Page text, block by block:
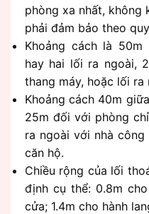
phòng xa nhất, không
phải đảm bảo theo
Khoảng cách là
hay hai lối ra ngoài,
thang máy, hoặc lối ra
Khoảng cách 40m
25m đối với phòng
ra ngoài với nhà
căn hộ.
Chiều rộng của lối
định cụ thể: 0.8m
cửa; 1.4m cho hành